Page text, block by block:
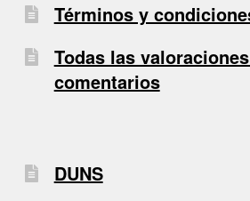
Términos y
Todas las
comentarios
DUNS